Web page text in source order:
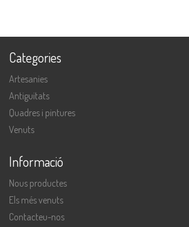
Categories
Artesanies
Antiguitats
Quadres i pintures
Venuts
Informació
Nous productes
Els més venuts
Contacteu-nos